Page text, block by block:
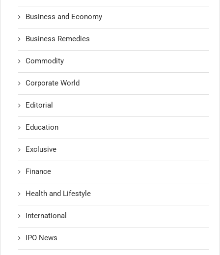
Business and Economy
Business Remedies
Commodity
Corporate World
Editorial
Education
Exclusive
Finance
Health and Lifestyle
International
IPO News